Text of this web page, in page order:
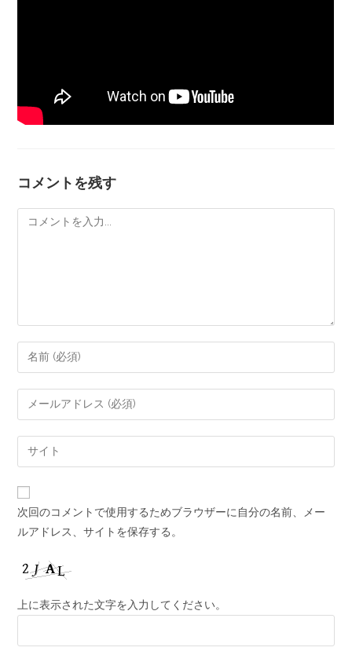
コメントを残す
次回のコメントで使用するためブラウザーに自分の名前、メー
ルアドレス、サイトを保存する。
上に表示された文字を入力してください。